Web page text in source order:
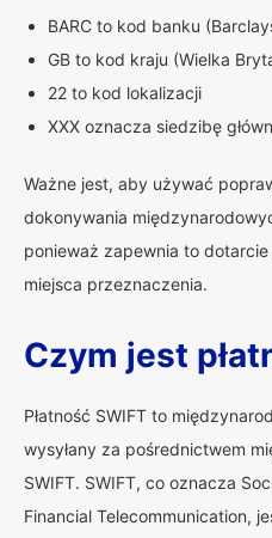
BARC to kod banku
GB to kod kraju (Wielka
22 to kod lokalizacji
XXX oznacza siedzibę
Ważne jest, aby używać
dokonywania
ponieważ zapewnia to
miejsca przeznaczenia.
Czym jest
Płatność SWIFT to
wysyłany za pośrednictwem
SWIFT. SWIFT, co oznacza
Financial Telecommunication,